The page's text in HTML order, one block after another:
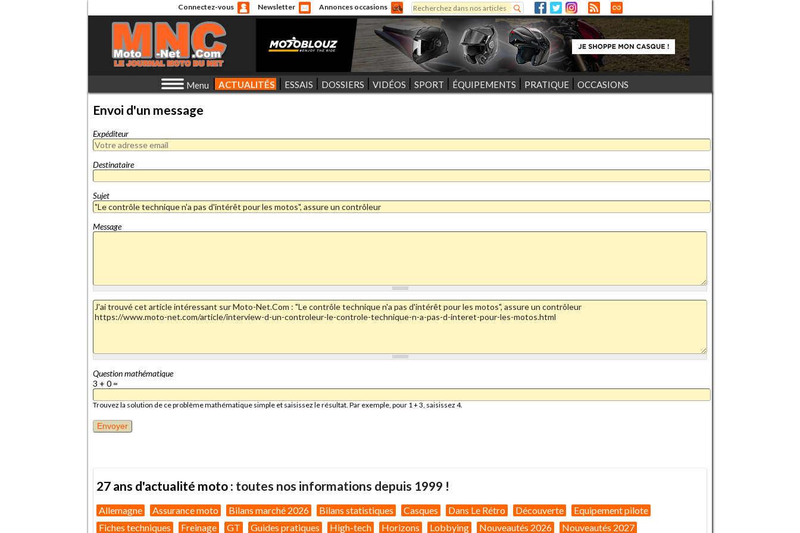
Connectez-vous Newsletter Annonces occasions
Formulaire de recherche
Rechercher
Menu ACTUALITÉS ESSAIS DOSSIERS VIDÉOS SPORT ÉQUIPEMENTS PRATIQUE OCCASIONS
Envoi d'un message
Expéditeur
Destinataire
Sujet
Message
Question mathématique
3 + 0 =
Trouvez la solution de ce problème mathématique simple et saisissez le résultat. Par exemple, pour 1 + 3, saisissez 4.
27 ans d'actualité moto : toutes nos informations depuis 1999 !
Allemagne Assurance moto Bilans marché 2026 Bilans statistiques Casques Dans Le Rétro Découverte
Equipement pilote
Fiches techniques
Freinage GT Guides pratiques High-tech Horizons Lobbying Nouveautés 2026 Nouveautés 2027